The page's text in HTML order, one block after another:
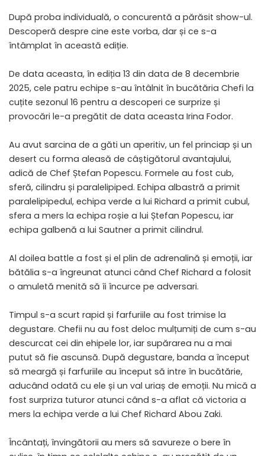
După proba individuală, o concurentă a părăsit show-ul.
Descoperă despre cine este vorba, dar și ce s-a
întâmplat în această ediție.
De data aceasta, în ediția 13 din data de 8 decembrie
2025, cele patru echipe s-au întâlnit în bucătăria Chefi la
cuțite sezonul 16 pentru a descoperi ce surprize și
provocări le-a pregătit de data aceasta Irina Fodor.
Au avut sarcina de a găti un aperitiv, un fel princiap și un
desert cu forma aleasă de câștigătorul avantajului,
adică de Chef Ștefan Popescu. Formele au fost cub,
sferă, cilindru și paralelipiped. Echipa albastră a primit
paralelipipedul, echipa verde a lui Richard a primit cubul,
sfera a mers la echipa roșie a lui Ștefan Popescu, iar
echipa galbenă a lui Sautner a primit cilindrul.
Al doilea battle a fost și el plin de adrenalină și emoții, iar
bătălia s-a îngreunat atunci când Chef Richard a folosit
o amuletă menită să îi încurce pe adversari.
Timpul s-a scurt rapid și farfuriile au fost trimise la
degustare. Chefii nu au fost deloc mulțumiți de cum s-au
descurcat cei din ehipele lor, iar supărarea nu a mai
putut să fie ascunsă. După degustare, banda a început
să meargă și farfuriile au început să intre în bucătărie,
aducând odată cu ele și un val uriaș de emoții. Nu mică a
fost surpriza tuturor atunci când s-a aflat că victoria a
mers la echipa verde a lui Chef Richard Abou Zaki.
Încântați, învingătorii au mers să savureze o bere în